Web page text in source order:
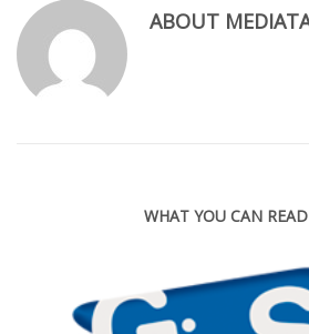
ABOUT
WHAT YOU CAN